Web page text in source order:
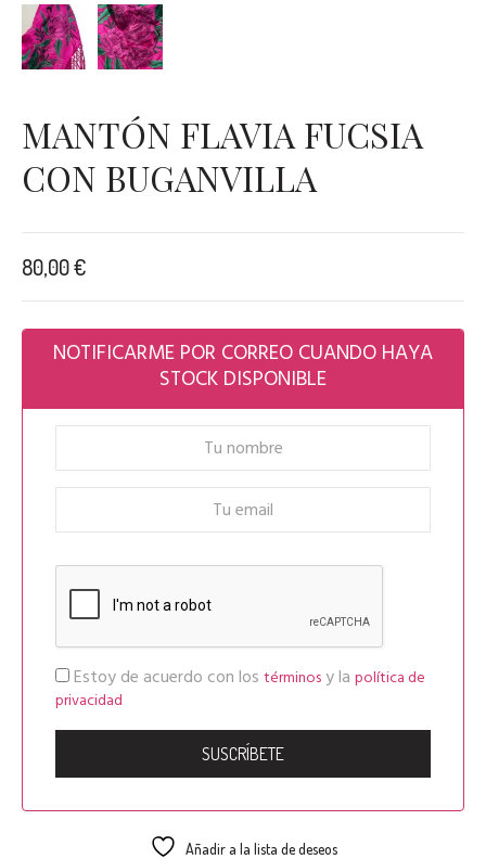
MANTÓN FLAVIA FUCSIA
CON BUGANVILLA
80,00€
NOTIFICARME POR CORREO CUANDO HAYA
STOCK DISPONIBLE
Estoy de acuerdo con los términosy la política de
privacidad
Añadir a la lista de deseos